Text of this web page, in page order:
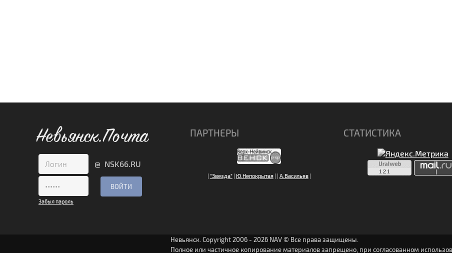
Невьянск.Почта
@ NSK66.RU
Забыл пароль
ПАРТНЕРЫ
| "Звезда"| Ю.Непокрытая| | А.Васильев|
СТАТИСТИКА
Невьянск. Copyright 2006 - 2026 NAV © Все права защищены.
Полное или частичное копирование материалов запрещено, при согласованном